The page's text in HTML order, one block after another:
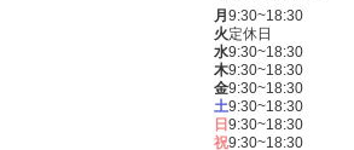
月 9:30~18:30
火定休日
水9:30~18:30
木9:30~18:30
金9:30~18:30
土9:30~18:30
日 9:30~18:30
祝9:30~18:30